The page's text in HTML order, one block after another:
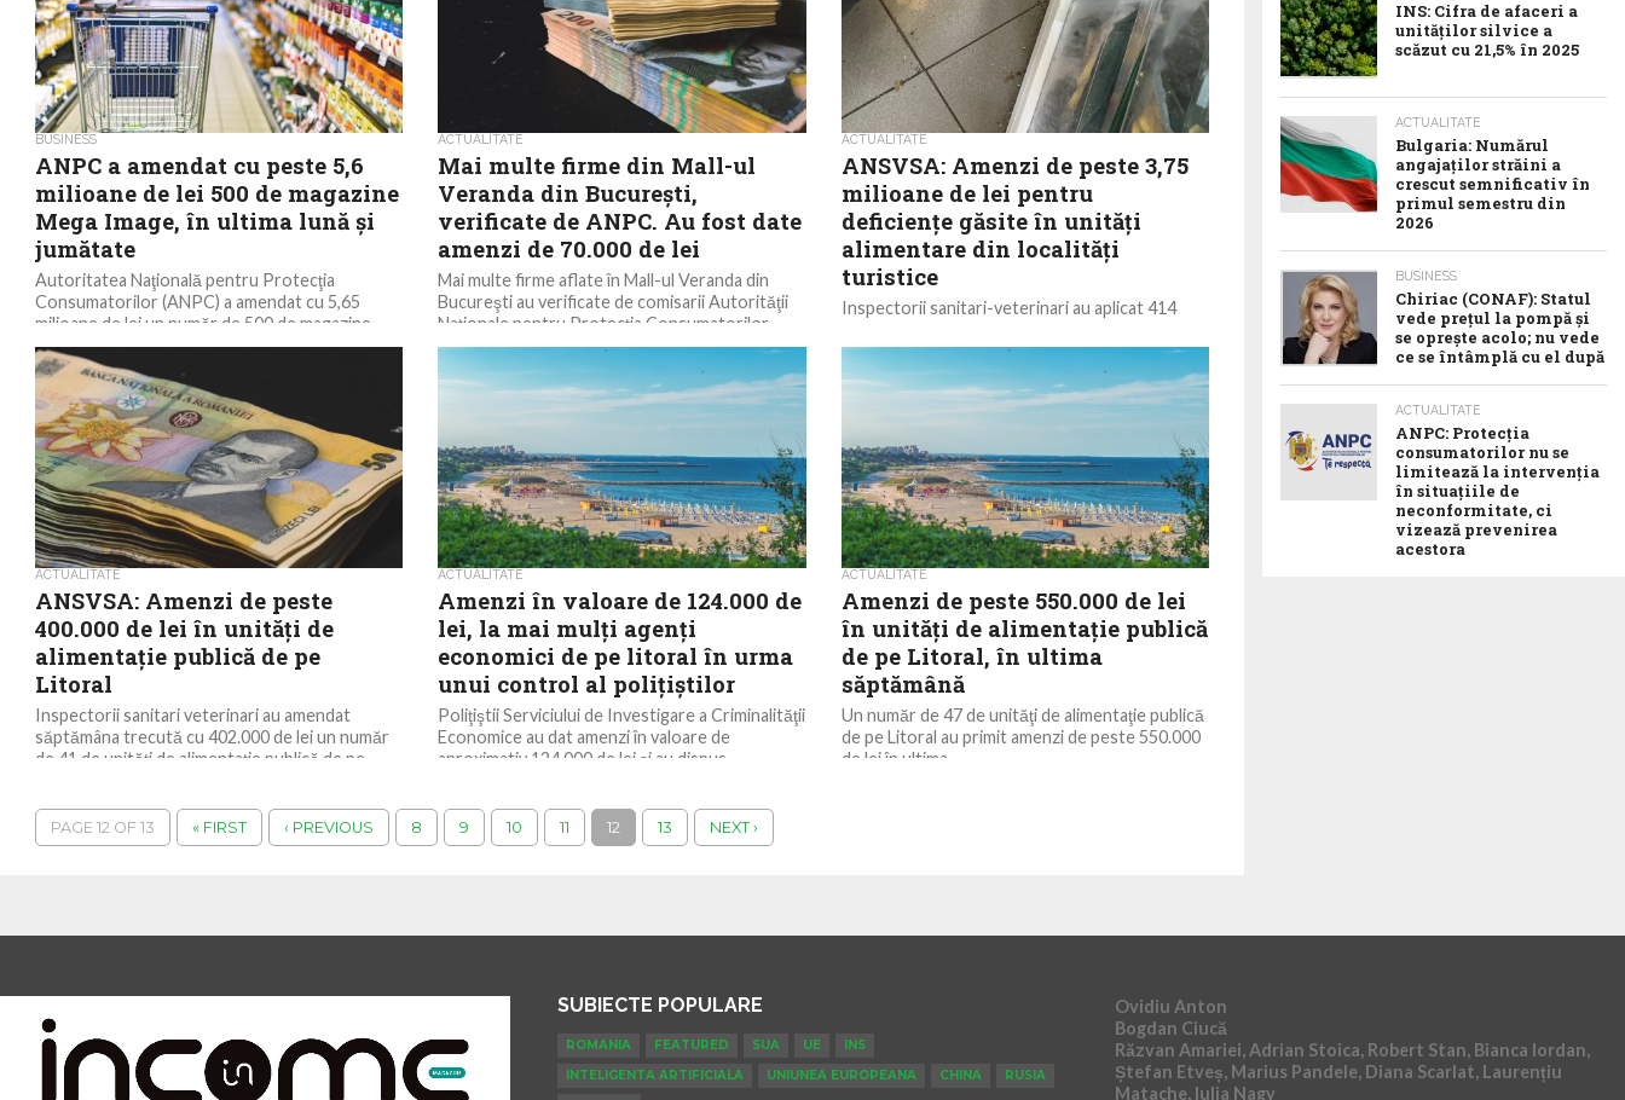
BUSINESS
ANPC a amendat cu peste 5,6
milioane de lei 500 de magazine
Mega Image, în ultima lună şi
jumătate
Autoritatea Naţională pentru Protecţia
Consumatorilor (ANPC) a amendat cu 5,65
milioane de lei un număr de 500 de magazine
aparţinând lanţului de...
ACTUALITATE
Mai multe firme din Mall-ul
Veranda din Bucureşti,
verificate de ANPC. Au fost date
amenzi de 70.000 de lei
Mai multe firme aflate în Mall-ul Veranda din
Bucureşti au verificate de comisarii Autorităţii
Naţionale pentru Protecţia Consumatorilor
(ANPC), fiind date, până...
ACTUALITATE
ANSVSA: Amenzi de peste 3,75
milioane de lei pentru
deficienţe găsite în unităţi
alimentare din localităţi
turistice
Inspectorii sanitari-veterinari au aplicat 414
milioane de lei, în urma controalelor efectuate la
nivel naţional în...
ACTUALITATE
ANSVSA: Amenzi de peste
400.000 de lei în unităţi de
alimentaţie publică de pe
Litoral
Inspectorii sanitari veterinari au amendat
săptămâna trecută cu 402.000 de lei un număr
de 41 de unităţi de alimentaţie publică de pe...
ACTUALITATE
Amenzi în valoare de 124.000 de
lei, la mai mulţi agenţi
economici de pe litoral în urma
unui control al poliţiştilor
Poliţiştii Serviciului de Investigare a Criminalităţii
Economice au dat amenzi în valoare de
aproximativ 124.000 de lei şi au dispus
ACTUALITATE
Amenzi de peste 550.000 de lei
în unităţi de alimentaţie publică
de pe Litoral, în ultima
săptămână
Un număr de 47 de unităţi de alimentaţie publică
de pe Litoral au primit amenzi de peste 550.000
de lei în ultima...
PAGE 12 OF 13 « FIRST ‹ PREVIOUS 8 9 10 11 12 13 NEXT ›
INS: Cifra de afaceri a
unităților silvice a
scăzut cu 21,5% în 2025
ACTUALITATE
Bulgaria: Numărul
angajaților străini a
crescut semnificativ în
primul semestru din
2026
BUSINESS
Chiriac (CONAF): Statul
vede prețul la pompă și
se oprește acolo; nu vede
ce se întâmplă cu el după
ACTUALITATE
ANPC: Protecția
consumatorilor nu se
limitează la intervenția
în situațiile de
neconformitate, ci
vizează prevenirea
acestora
SUBIECTE POPULARE
ROMANIA FEATURED SUA UE
INS
INTELIGENTA ARTIFICIALA
UNIUNEA EUROPEANA CHINA
RUSIA
Ovidiu Anton
Bogdan Ciucă
Răzvan Amariei, Adrian Stoica, Robert Stan, Bianca Iordan,
Ștefan Etveș, Marius Pandele, Diana Scarlat, Laurențiu
Matache, Iulia Nagy